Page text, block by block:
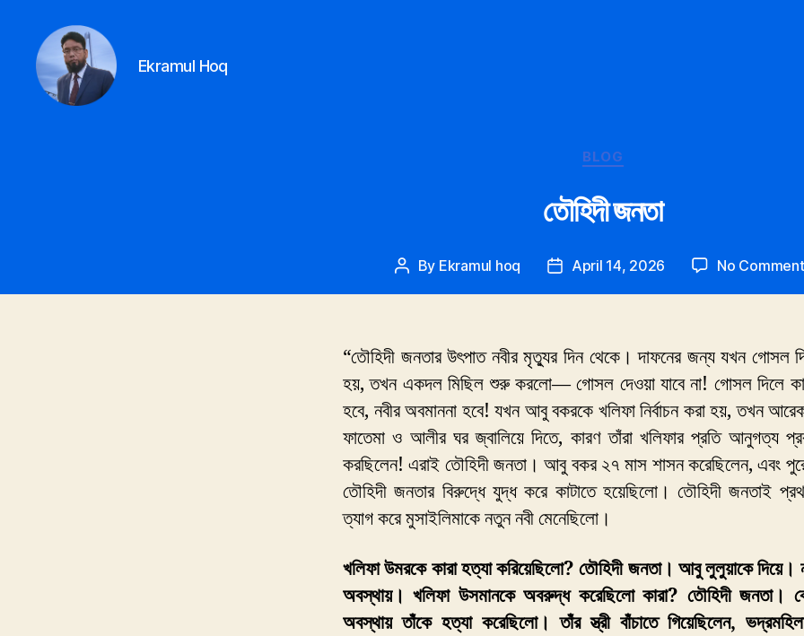
Ekramul Hoq
Categories
BLOG
তৌহিদী জনতা
Post
By Ekramul hoq
PostApril 14, 2026 No
“তৌহিদী জনতার উৎপাত নবীর মৃত্যুর দিন থেকে। দাফনের জন্য যখন গোসল
হয়, তখন একদল মিছিল শুরু করলো— গোসল দেওয়া যাবে না! গোসল দিলে
হবে, নবীর অবমাননা হবে! যখন আবু বকরকে খলিফা নির্বাচন করা হয়, তখন
ফাতেমা ও আলীর ঘর জ্বালিয়ে দিতে, কারণ তাঁরা খলিফার প্রতি আনুগত্য
করছিলেন! এরাই তৌহিদী জনতা। আবু বকর ২৭ মাস শাসন করেছিলেন, এবং
তৌহিদী জনতার বিরুদ্ধে যুদ্ধ করে কাটাতে হয়েছিলো। তৌহিদী জনতাই
ত্যাগ করে মুসাইলিমাকে নতুন নবী মেনেছিলো।
খলিফা উমরকে কারা হত্যা করিয়েছিলো? তৌহিদী জনতা। আবু লুলুয়াকে দিয়ে।
অবস্থায়। খলিফা উসমানকে অবরুদ্ধ করেছিলো কারা? তৌহিদী জনতা।
অবস্থায় তাঁকে হত্যা করেছিলো। তাঁর স্ত্রী বাঁচাতে গিয়েছিলেন,